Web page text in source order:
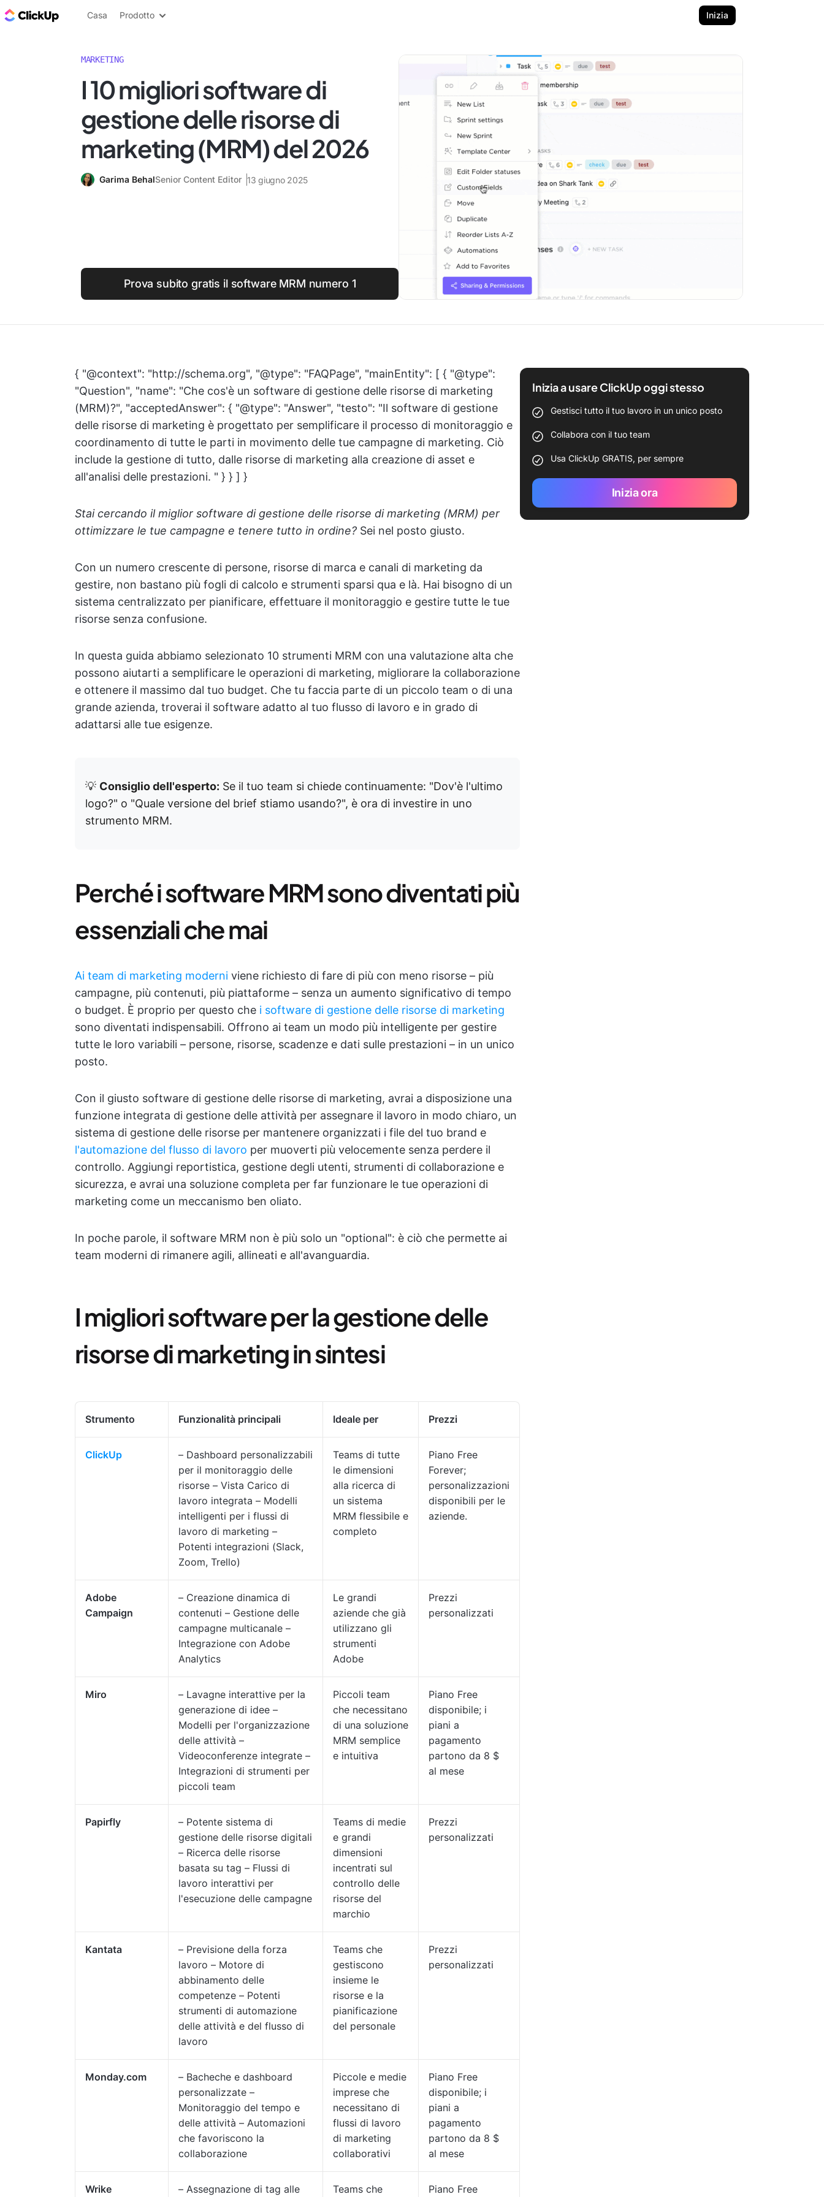
Blog di ClickUp
Casa Prodotto Inizia
MARKETING
I 10 migliori software di
gestione delle risorse di
marketing (MRM) del 2026
Garima BehalSenior Content Editor 13 giugno 2025
Prova subito gratis il software MRM numero 1
{ "@context": "http://schema.org", "@type": "FAQPage", "mainEntity": [ { "@type":
"Question", "name": "Che cos'è un software di gestione delle risorse di marketing
(MRM)?", "acceptedAnswer": { "@type": "Answer", "testo": "Il software di gestione
delle risorse di marketing è progettato per semplificare il processo di monitoraggio e
coordinamento di tutte le parti in movimento delle tue campagne di marketing. Ciò
include la gestione di tutto, dalle risorse di marketing alla creazione di asset e
all'analisi delle prestazioni. " } } ] }
Stai cercando il miglior software di gestione delle risorse di marketing (MRM) per
ottimizzare le tue campagne e tenere tutto in ordine? Sei nel posto giusto.
Con un numero crescente di persone, risorse di marca e canali di marketing da
gestire, non bastano più fogli di calcolo e strumenti sparsi qua e là. Hai bisogno di un
sistema centralizzato per pianificare, effettuare il monitoraggio e gestire tutte le tue
risorse senza confusione.
In questa guida abbiamo selezionato 10 strumenti MRM con una valutazione alta che
possono aiutarti a semplificare le operazioni di marketing, migliorare la collaborazione
e ottenere il massimo dal tuo budget. Che tu faccia parte di un piccolo team o di una
grande azienda, troverai il software adatto al tuo flusso di lavoro e in grado di
adattarsi alle tue esigenze.
💡 Consiglio dell'esperto: Se il tuo team si chiede continuamente: "Dov'è l'ultimo
logo?" o "Quale versione del brief stiamo usando?", è ora di investire in uno
strumento MRM.
Perché i software MRM sono diventati più
essenziali che mai
Ai team di marketing moderni viene richiesto di fare di più con meno risorse – più
campagne, più contenuti, più piattaforme – senza un aumento significativo di tempo
o budget. È proprio per questo che i software di gestione delle risorse di marketing
sono diventati indispensabili. Offrono ai team un modo più intelligente per gestire
tutte le loro variabili – persone, risorse, scadenze e dati sulle prestazioni – in un unico
posto.
Con il giusto software di gestione delle risorse di marketing, avrai a disposizione una
funzione integrata di gestione delle attività per assegnare il lavoro in modo chiaro, un
sistema di gestione delle risorse per mantenere organizzati i file del tuo brand e
l'automazione del flusso di lavoro per muoverti più velocemente senza perdere il
controllo. Aggiungi reportistica, gestione degli utenti, strumenti di collaborazione e
sicurezza, e avrai una soluzione completa per far funzionare le tue operazioni di
marketing come un meccanismo ben oliato.
In poche parole, il software MRM non è più solo un "optional": è ciò che permette ai
team moderni di rimanere agili, allineati e all'avanguardia.
I migliori software per la gestione delle
risorse di marketing in sintesi
Strumento Funzionalità principali Ideale per Prezzi
ClickUp
– Dashboard personalizzabili
per il monitoraggio delle
risorse – Vista Carico di
lavoro integrata – Modelli
intelligenti per i flussi di
lavoro di marketing –
Potenti integrazioni (Slack,
Zoom, Trello)
Teams di tutte
le dimensioni
alla ricerca di
un sistema
MRM flessibile e
completo
Piano Free
Forever;
personalizzazioni
disponibili per le
aziende.
Adobe
Campaign
– Creazione dinamica di
contenuti – Gestione delle
campagne multicanale –
Integrazione con Adobe
Analytics
Le grandi
aziende che già
utilizzano gli
strumenti
Adobe
Prezzi
personalizzati
Miro
– Lavagne interattive per la
generazione di idee –
Modelli per l'organizzazione
delle attività –
Videoconferenze integrate –
Integrazioni di strumenti per
piccoli team
Piccoli team
che necessitano
di una soluzione
MRM semplice
e intuitiva
Piano Free
disponibile; i
piani a
pagamento
partono da 8 $
al mese
Papirfly
– Potente sistema di
gestione delle risorse digitali
– Ricerca delle risorse
basata su tag – Flussi di
lavoro interattivi per
l'esecuzione delle campagne
Teams di medie
e grandi
dimensioni
incentrati sul
controllo delle
risorse del
marchio
Prezzi
personalizzati
Kantata
– Previsione della forza
lavoro – Motore di
abbinamento delle
competenze – Potenti
strumenti di automazione
delle attività e del flusso di
lavoro
Teams che
gestiscono
insieme le
risorse e la
pianificazione
del personale
Prezzi
personalizzati
Monday.com
– Bacheche e dashboard
personalizzate –
Monitoraggio del tempo e
delle attività – Automazioni
che favoriscono la
collaborazione
Piccole e medie
imprese che
necessitano di
flussi di lavoro
di marketing
collaborativi
Piano Free
disponibile; i
piani a
pagamento
partono da 8 $
al mese
Wrike – Assegnazione di tag alle Teams che Piano Free
Inizia a usare ClickUp oggi stesso
Gestisci tutto il tuo lavoro in un unico posto
Collabora con il tuo team
Usa ClickUp GRATIS, per sempre
Inizia ora